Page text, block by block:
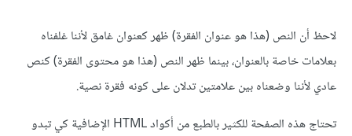
لاحظ أن النص (هذا هو عنوان الفقرة) ظهر كعنوان غامق لأننا غلفناه
بعلامات خاصة بالعنوان، بينما ظهر النص (هذا هو محتوى الفقرة) كنص
عادي لأننا وضعناه بين علامتين تدلان على كونه فقرة نصية.
تحتاج هذه الصفحة للكثير بالطبع من أكواد HTML الإضافية كي تبدو